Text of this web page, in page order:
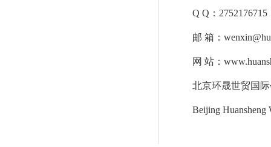
Q Q：2752176715
邮 箱：
网 站：
北京环晟世贸国
Beijing Huansheng